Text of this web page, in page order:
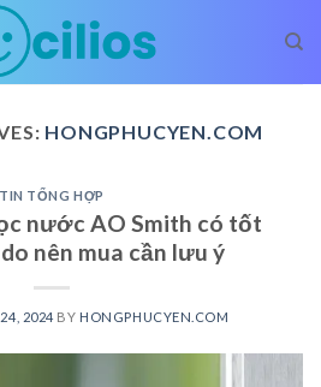
HONGPHUCYEN.COM
TIN TỔNG HỢP
nước AO Smith có tốt
nên mua cần lưu ý
2024 BY HONGPHUCYEN.COM